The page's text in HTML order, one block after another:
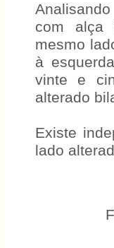
com alça
mesmo
à
vinte e
alterado
Existe
lado